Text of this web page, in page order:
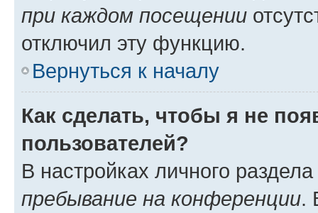
при каждом посещении
отключил эту функцию.
Вернуться к началу
Как сделать, чтобы я не
пользователей?
В настройках личного
пребывание на конференции.